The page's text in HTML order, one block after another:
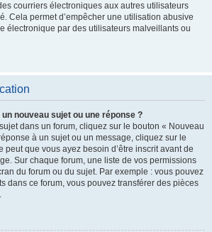
courriers électroniques aux autres utilisateurs
Cela permet d’empêcher une utilisation abusive
électronique par des utilisateurs malveillants ou
nouveau sujet ou une réponse ?
dans un forum, cliquez sur le bouton « Nouveau
à un sujet ou un message, cliquez sur le
peut que vous ayez besoin d’être inscrit avant de
Sur chaque forum, une liste de vos permissions
du forum ou du sujet. Par exemple : vous pouvez
dans ce forum, vous pouvez transférer des pièces